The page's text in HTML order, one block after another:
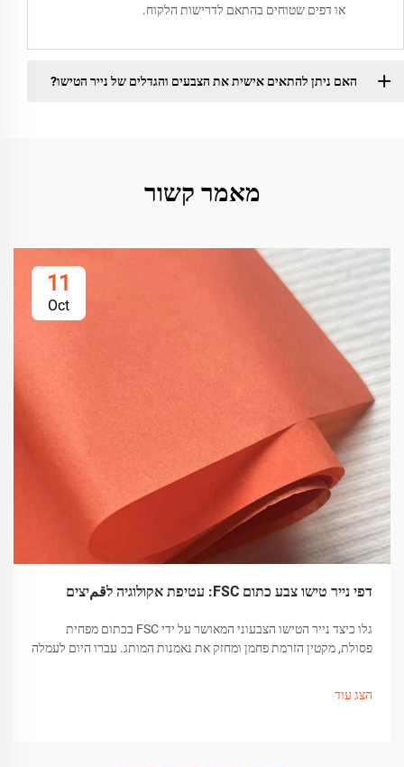
או דפים שטוחים בהתאם לדרישות הלקוח.
האם ניתן להתאים אישית את הצבעים והגדלים של נייר הטישו?
מאמר קשור
11
Oct
דפי נייר טישו צבע כתום FSC: עטיפת אקולוגיה לقمיצים
גלו כיצד נייר הטישו הצבעוני המאושר על ידי FSC בכתום מפחית
פסולת, מקטין הזרמת פחמן ומחזק את נאמנות המותג. עברו היום לעמלה
הצג עוד